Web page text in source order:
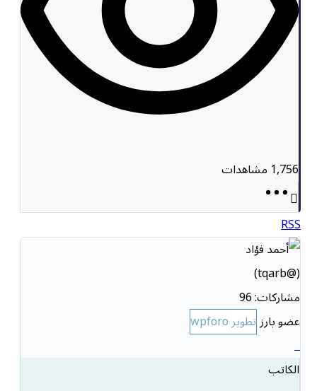
1,756مشاهدات
RSS
(@tqarb)
مشاركات: 96
عضو بارزتطوير wpforo
الكاتب